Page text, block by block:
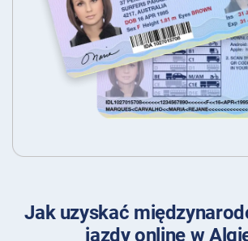
Jak uzyskać
jazdy online w